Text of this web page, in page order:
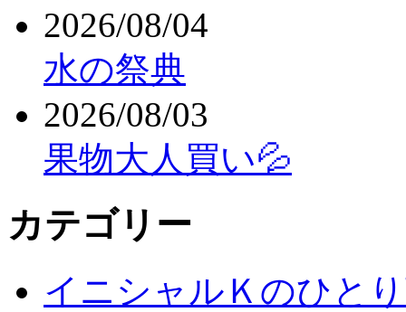
2026/08/04
水の祭典
2026/08/03
果物大人買い💦
カテゴリー
イニシャルＫのひと